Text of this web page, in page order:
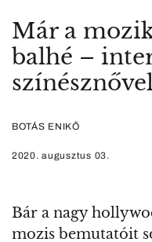
Már a
balhé –
BOTÁS ENIKŐ
2020. augusztus 03.
Bár a nagy
mozis bemutatóit